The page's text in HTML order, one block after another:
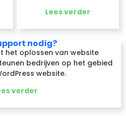
Lees verder
nodig?
het oplossen van website
bedrijven op het gebied
website.
verder